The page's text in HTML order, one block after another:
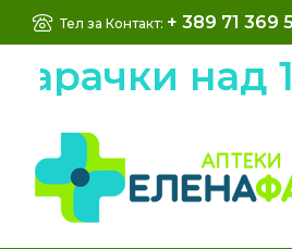
Тел за Контакт: + 389 71 369
над